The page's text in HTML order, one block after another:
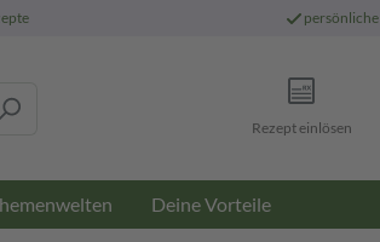
persönliche
Rezept einlösen
Deine Vorteile